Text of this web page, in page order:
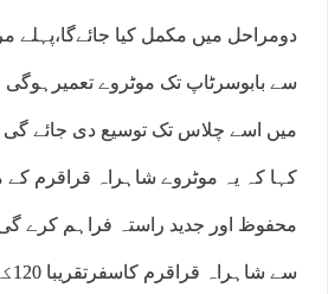
دومراحل میں مکمل کیا جائےگا،پہلے
سے بابوسرٹاپ تک موٹروے
میں اسے چلاس تک توسیع دی جائے گی۔
کہا کہ یہ موٹروے شاہراہ قراقرم کے
محفوظ اور جدید راستہ فراہم کرے
سے